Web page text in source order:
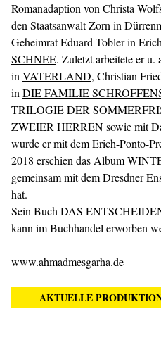
Romanadaption von Christa
den Staatsanwalt Zorn in
Geheimrat Eduard Tobler in
SCHNEE. Zuletzt arbeitete er u.
in VATERLAND, Christian
in DIE FAMILIE
TRILOGIE DER
ZWEIER HERRENsowie mit
wurde er mit dem Erich-Ponto-
2018 erschien das Album
gemeinsam mit dem Dresdner
hat.
Sein Buch DAS
kann im Buchhandel erworben
www.ahmadmesgarha.de
AKTUELLE